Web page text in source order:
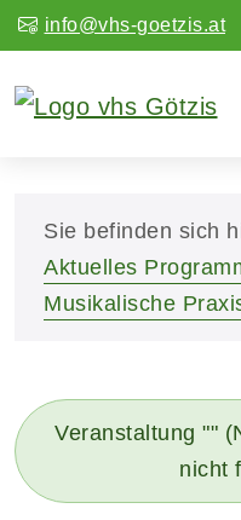
info@vhs-goetzis.at
Sie befinden sich
Aktuelles
Musikalische
Veranstaltung ""
nicht